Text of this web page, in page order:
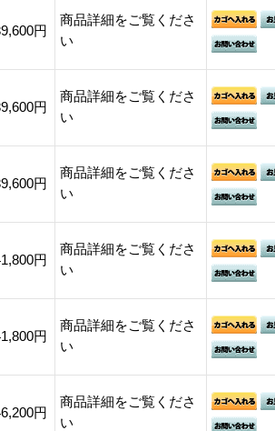
円
商品詳細をご覧くださ
い
円
商品詳細をご覧くださ
い
円
商品詳細をご覧くださ
い
円
商品詳細をご覧くださ
い
円
商品詳細をご覧くださ
い
円
商品詳細をご覧くださ
い